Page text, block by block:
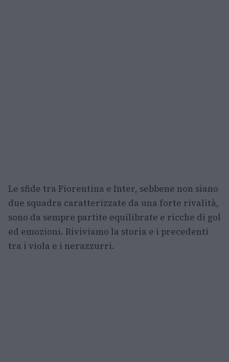
Le sfide tra Fiorentina e Inter, sebbene non siano
due squadra caratterizzate da una forte rivalità,
sono da sempre partite equilibrate e ricche di gol
ed emozioni. Riviviamo la storia e i precedenti
tra i viola e i nerazzurri.